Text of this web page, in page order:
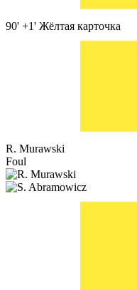
90' +1' Жёлтая карточка
R. Murawski
Foul